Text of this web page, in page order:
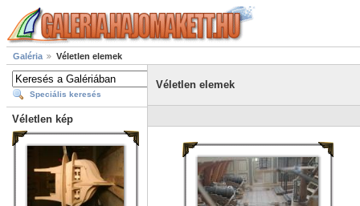
Galéria Véletlen elemek
Speciális keresés
Véletlen kép
Véletlen elemek